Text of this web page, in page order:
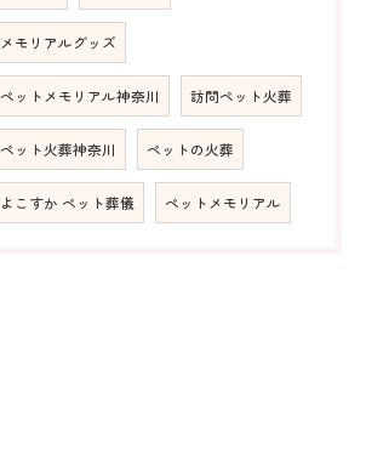
メモリアルグッズ
ペットメモリアル神奈川 訪問ペット火葬
ペット火葬神奈川 ペットの火葬
よこすか ペット葬儀 ペットメモリアル